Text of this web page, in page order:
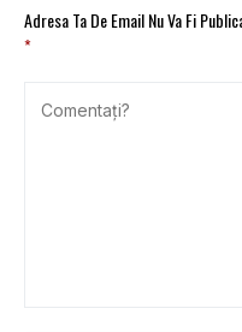
Adresa Ta De Email Nu Va Fi
*